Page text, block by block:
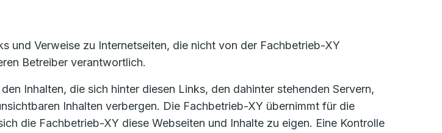
und Verweise zu Internetseiten, die nicht von der Fachbetrieb-XY
Betreiber verantwortlich.
Inhalten, die sich hinter diesen Links, den dahinter stehenden Servern,
Inhalten verbergen. Die Fachbetrieb-XY übernimmt für die
die Fachbetrieb-XY diese Webseiten und Inhalte zu eigen. Eine Kontrolle